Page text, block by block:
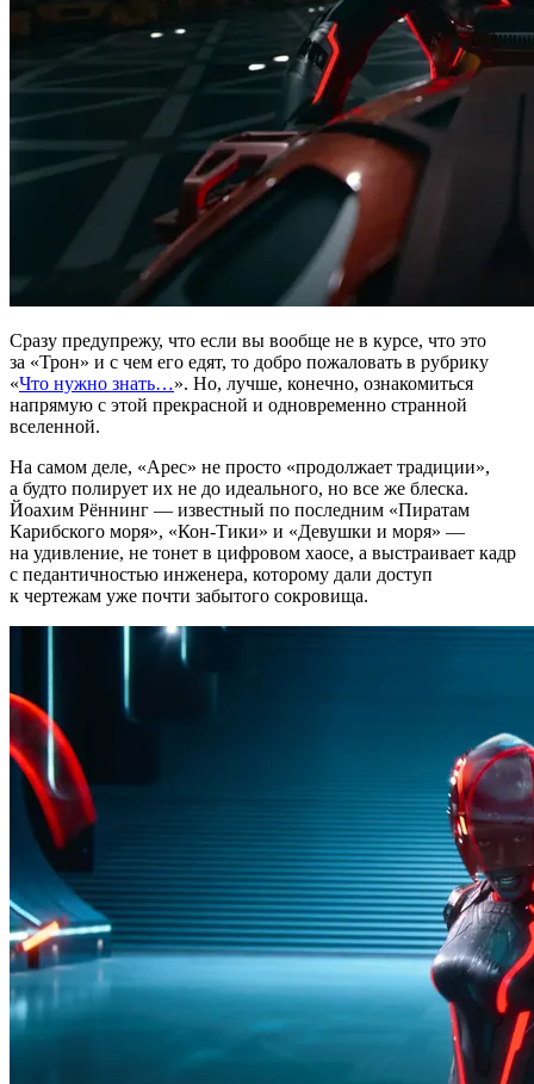
Сразу предупрежу, что если вы вообще не в курсе, что это
за «Трон» и с чем его едят, то добро пожаловать в рубрику
«Что нужно знать…». Но, лучше, конечно, ознакомиться
напрямую с этой прекрасной и одновременно странной
вселенной.
На самом деле, «Арес» не просто «продолжает традиции»,
а будто полирует их не до идеального, но все же блеска.
Йоахим Рённинг — известный по последним «Пиратам
Карибского моря», «Кон-Тики» и «Девушки и моря» —
на удивление, не тонет в цифровом хаосе, а выстраивает кадр
с педантичностью инженера, которому дали доступ
к чертежам уже почти забытого сокровища.